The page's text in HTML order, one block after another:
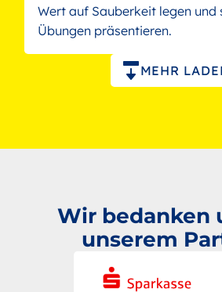
Wert auf Sauberkeit legen und
Übungen präsentieren.
Paginierung
MEHR
Wir bedanken
unserem